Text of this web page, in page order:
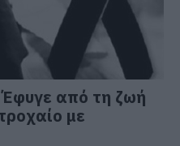
από τη ζωή
με